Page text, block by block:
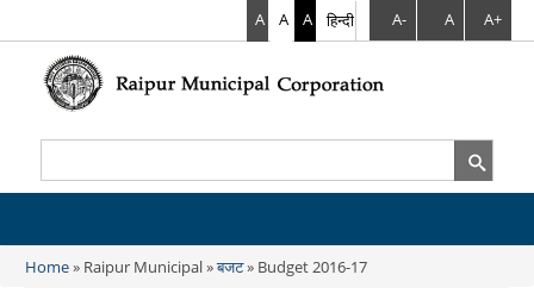
A A A हिन्दी A- A A+
Search form
You are here
Home» Raipur Municipal »बजट» Budget 2016-17